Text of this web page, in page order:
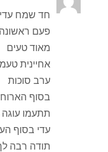
חד שמח עדי
פעם
מאוד טעים
אחיינית
ערב סוכות
בסוף
תתעמו
עדי בסוף
תודה רבה